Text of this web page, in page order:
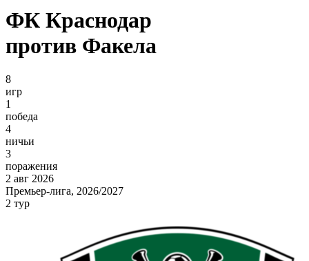
ФК Краснодар
против Факела
8
игр
1
победа
4
ничьи
3
поражения
2 авг 2026
Премьер-лига, 2026/2027
2 тур